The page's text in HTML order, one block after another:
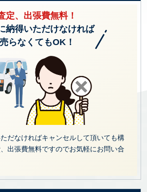
定、出張費無料！
納得いただけなければ
売らなくてもOK！
だなければキャンセルして頂いても構
出張費無料ですのでお気軽にお問い合